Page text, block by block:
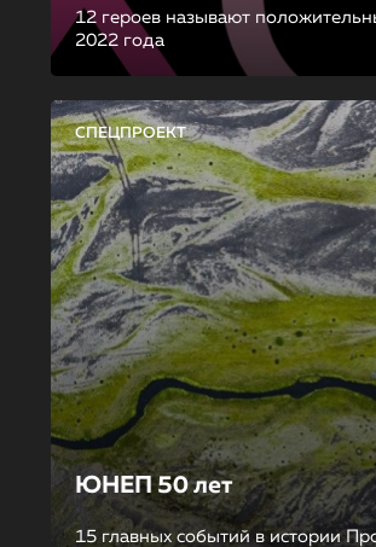
12 героев называют
2022 года
СПЕЦПРОЕКТ
ЮНЕП 50 лет
15 главных событий в истории